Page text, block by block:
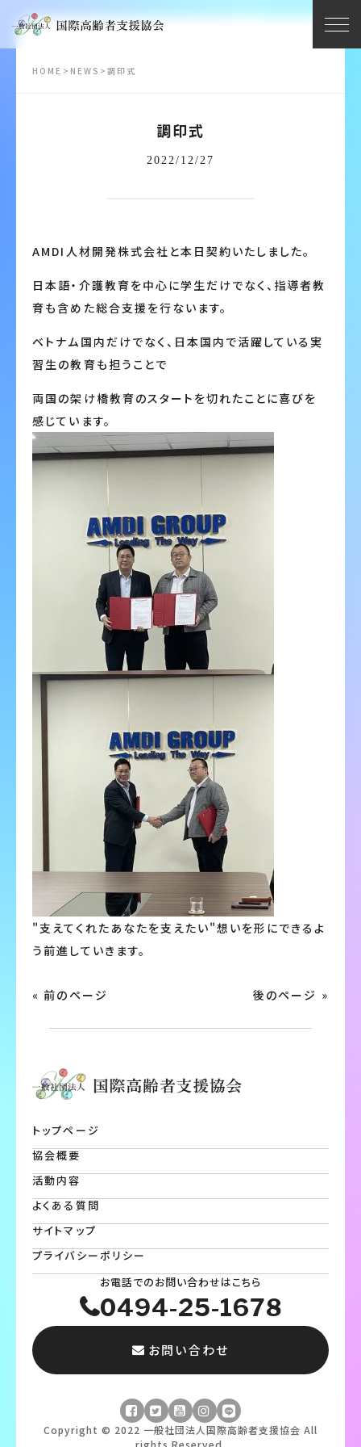
HOME > NEWS > 調印式
調印式
2022/12/27
AMDI人材開発株式会社と本日契約いたしました。
日本語・介護教育を中心に学生だけでなく、指導者教
育も含めた総合支援を行ないます。
ベトナム国内だけでなく、日本国内で活躍している実
習生の教育も担うことで
両国の架け橋教育のスタートを切れたことに喜びを
感じています。
"支えてくれたあなたを支えたい"想いを形にできるよ
う前進していきます。
« 前のページ 後のページ »
トップページ
協会概要
活動内容
よくある質問
サイトマップ
プライバシーポリシー
お電話でのお問い合わせはこちら
0494-25-1678
お問い合わせ
Copyright © 2022 一般社団法人国際高齢者支援協会 All